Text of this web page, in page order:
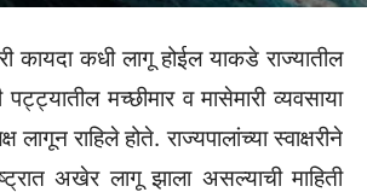
कायदा कधी लागू होईल याकडे राज्यातील
मच्छीमार व मासेमारी व्यवसाया
राहिले होते. राज्यपालांच्या स्वाक्षरीने
अखेर लागू झाला असल्याची माहिती